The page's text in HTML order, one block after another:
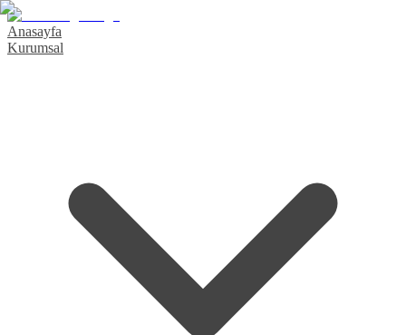
Anasayfa
Kurumsal